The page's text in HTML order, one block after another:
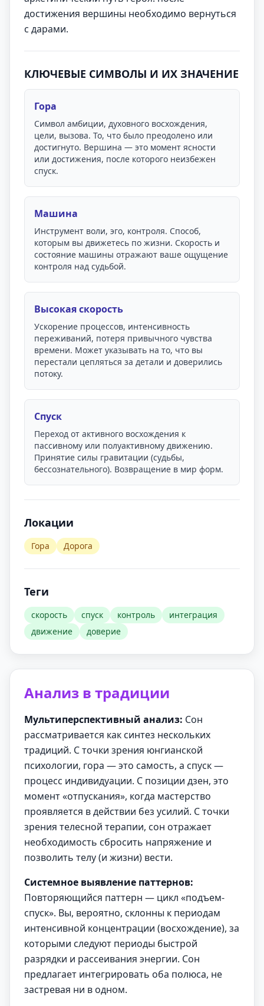
достижения вершины необходимо вернуться
с дарами.
КЛЮЧЕВЫЕ СИМВОЛЫ И ИХ ЗНАЧЕНИЕ
Гора
Символ амбиции, духовного восхождения,
цели, вызова. То, что было преодолено или
достигнуто. Вершина — это момент ясности
или достижения, после которого неизбежен
спуск.
Машина
Инструмент воли, эго, контроля. Способ,
которым вы движетесь по жизни. Скорость и
состояние машины отражают ваше ощущение
контроля над судьбой.
Высокая скорость
Ускорение процессов, интенсивность
переживаний, потеря привычного чувства
времени. Может указывать на то, что вы
перестали цепляться за детали и доверились
потоку.
Спуск
Переход от активного восхождения к
пассивному или полуактивному движению.
Принятие силы гравитации (судьбы,
бессознательного). Возвращение в мир форм.
Локации
Гора Дорога
Теги
скорость спуск контроль
интеграция
движение
доверие
Анализ в традиции
Мультиперспективный анализ: Сон
рассматривается как синтез нескольких
традиций. С точки зрения юнгианской
психологии, гора — это самость, а спуск —
процесс индивидуации. С позиции дзен, это
момент «отпускания», когда мастерство
проявляется в действии без усилий. С точки
зрения телесной терапии, сон отражает
необходимость сбросить напряжение и
позволить телу (и жизни) вести.
Системное выявление паттернов:
Повторяющийся паттерн — цикл «подъем-
спуск». Вы, вероятно, склонны к периодам
интенсивной концентрации (восхождение), за
которыми следуют периоды быстрой
разрядки и рассеивания энергии. Сон
предлагает интегрировать оба полюса, не
застревая ни в одном.